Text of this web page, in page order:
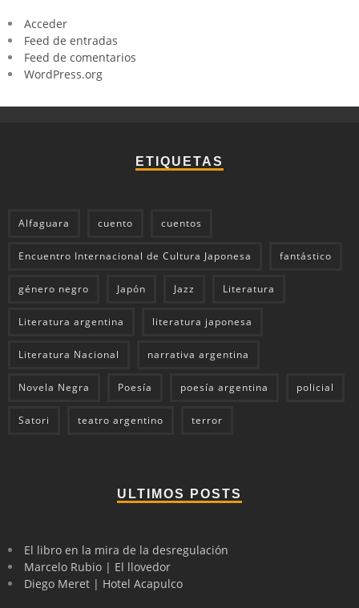
Acceder
Feed de entradas
Feed de comentarios
WordPress.org
ETIQUETAS
Alfaguara cuento cuentos
Encuentro Internacional de Cultura Japonesa fantástico
género negro Japón Jazz Literatura
Literatura argentina literatura japonesa
Literatura Nacional narrativa argentina
Novela Negra Poesía poesía argentina policial
Satori teatro argentino terror
ULTIMOS POSTS
El libro en la mira de la desregulación
Marcelo Rubio | El llovedor
Diego Meret | Hotel Acapulco